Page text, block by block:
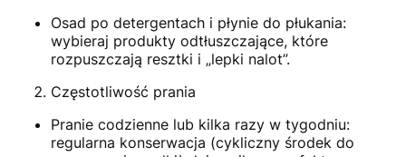
Osad po detergentach i płynie do płukania:
wybieraj produkty odtłuszczające, które
rozpuszczają resztki i „lepki nalot”.
Częstotliwość prania
Pranie codzienne lub kilka razy w tygodniu:
regularna konserwacja (cykliczny środek do